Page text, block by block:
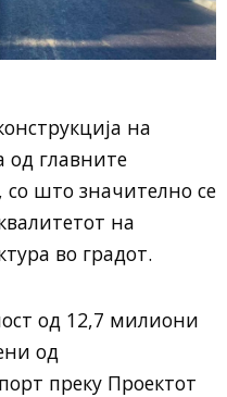
на
од главните
што значително се
на
во градот.
од 12,7 милиони
од
преку Проектот